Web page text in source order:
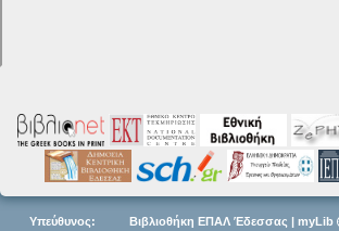
Υπεύθυνος: Βιβλιοθήκη ΕΠΑΛ Έδεσσας | myLib